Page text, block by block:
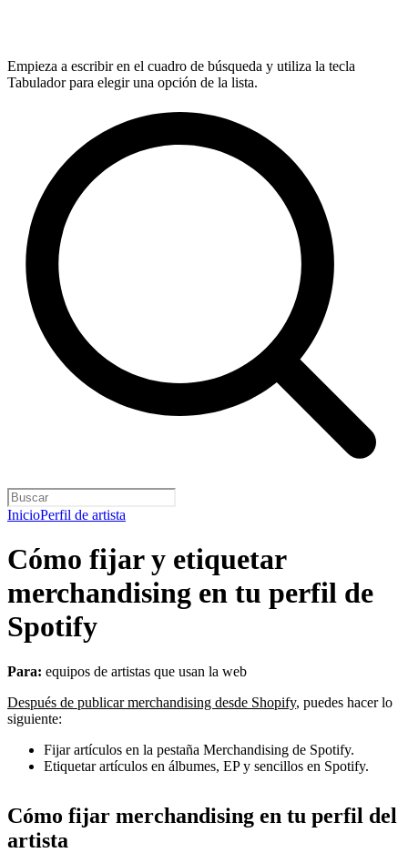
Empieza a escribir en el cuadro de búsqueda y utiliza la tecla
Tabulador para elegir una opción de la lista.
InicioPerfil de artista
Cómo fijar y etiquetar
merchandising en tu perfil de
Spotify
Para: equipos de artistas que usan la web
Después de publicar merchandising desde Shopify, puedes hacer lo
siguiente:
Fijar artículos en la pestaña Merchandising de Spotify.
Etiquetar artículos en álbumes, EP y sencillos en Spotify.
Cómo fijar merchandising en tu perfil del
artista